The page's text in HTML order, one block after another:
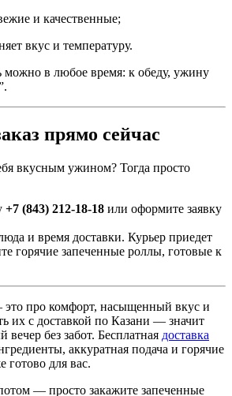
и качественные;
вкус и температуру.
можно в любое время: к обеду, ужину
прямо сейчас
вкусным ужином? Тогда просто
+7 (843) 212-18-18 или оформите заявку
и время доставки. Курьер приедет
горячие запеченные роллы, готовые к
про комфорт, насыщенный вкус и
их с доставкой по Казани — значит
без забот. Бесплатная доставка
аккуратная подача и горячие
для вас.
— просто закажите запеченные